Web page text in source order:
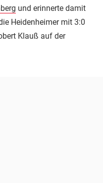
und erinnerte damit
Heidenheimer mit 3:0
Klauß auf der